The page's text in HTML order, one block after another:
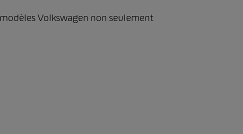
Volkswagen non seulement